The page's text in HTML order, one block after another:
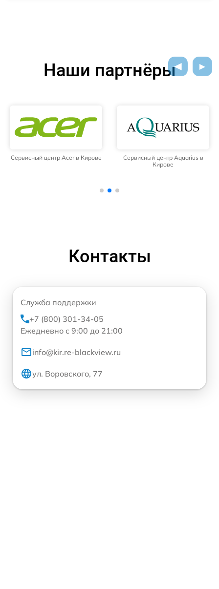
Наши партнёры
Сервисный центр Acer в Кирове
Сервисный центр Aquarius в
Кирове
Контакты
Служба поддержки
+7 (800) 301-34-05
Ежедневно с 9:00 до 21:00
info@kir.re-blackview.ru
ул. Воровского, 77